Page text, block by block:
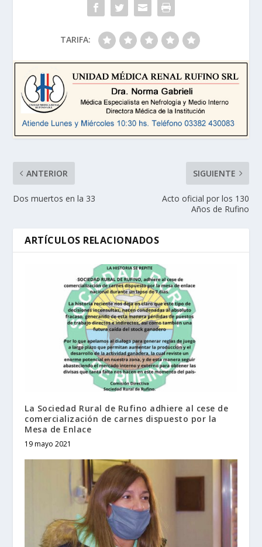
TARIFA:
ANTERIOR
Dos muertos en la 33
SIGUIENTE
Acto oficial por los 130
Años de Rufino
ARTÍCULOS RELACIONADOS
La Sociedad Rural de Rufino adhiere al cese de
comercialización de carnes dispuesto por la
Mesa de Enlace
19 mayo 2021